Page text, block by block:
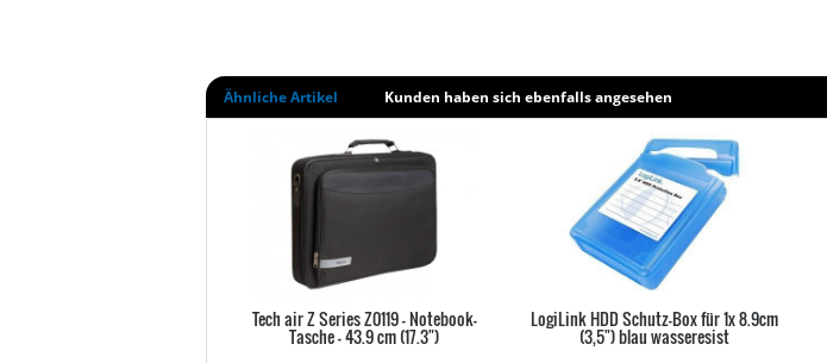
Ähnliche Artikel Kunden haben sich ebenfalls angesehen
Tech air Z Series Z0119 - Notebook-
Tasche - 43.9 cm (17.3")
LogiLink HDD Schutz-Box für 1x 8.9cm
(3,5") blau wasseresist